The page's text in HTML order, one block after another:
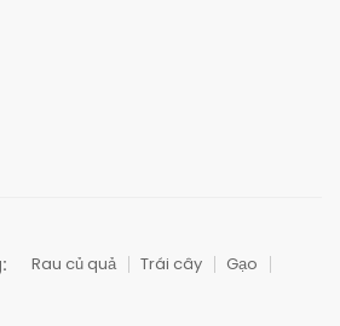
Rau củ quả Trái cây
Gạo